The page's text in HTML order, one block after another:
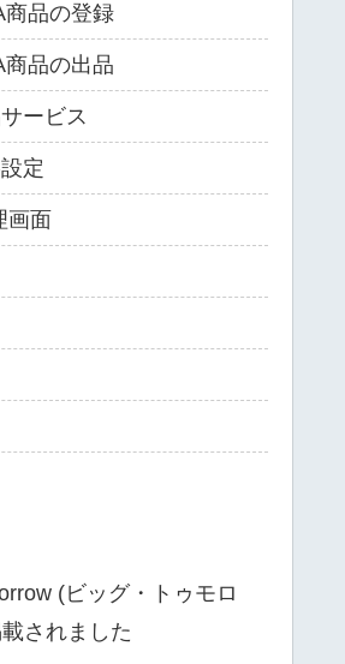
品の登録
品の出品
ービス
定
画面
(ビッグ・トゥモロ
されました